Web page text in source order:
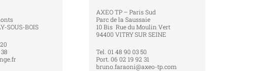
SOUS-BOIS
AXEO TP – Paris Sud
Parc de la Saussaie
10 Bis Rue du Moulin Vert
94400 VITRY SUR SEINE
Tel. 01 48 90 03 50
Port. 06 02 19 92 31
bruno.faraoni@axeo-tp.com